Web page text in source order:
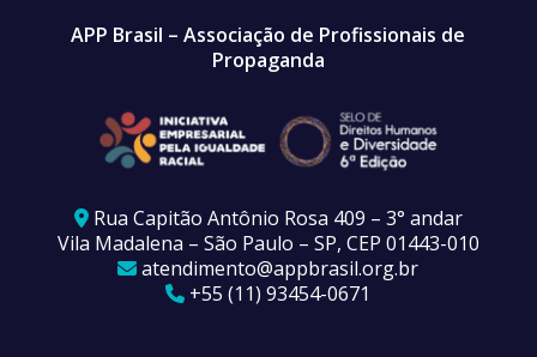
APP Brasil – Associação de Profissionais de
Propaganda
Rua Capitão Antônio Rosa 409 – 3° andar
Vila Madalena – São Paulo – SP, CEP 01443-010
atendimento@appbrasil.org.br
+55 (11) 93454-0671